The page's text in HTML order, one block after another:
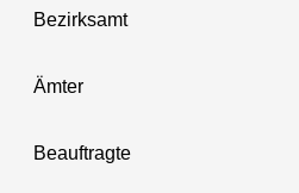
Bezirksamt
Ämter
Beauftragte